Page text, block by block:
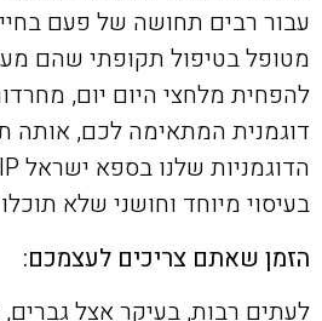
עבור רבים תחושה של פעם
מטופל בטיפול תקופתי שהם
להפחית מלחצי היום יום,
דוגמנית המתאימה לכם, אותה
בעיסוי מיוחד וחושני שלא
הזמן שאתם צריכים לעצמכם:
לעתים רבות, בעיקר אצל גברים,